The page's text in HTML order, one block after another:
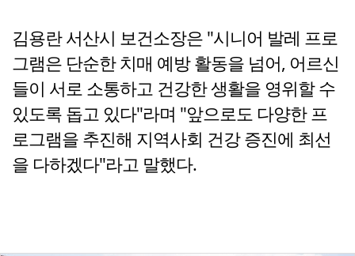
김용란 서산시 보건소장은 "시니어 발레 프로
그램은 단순한 치매 예방 활동을 넘어, 어르신
들이 서로 소통하고 건강한 생활을 영위할 수
있도록 돕고 있다"라며 "앞으로도 다양한 프
로그램을 추진해 지역사회 건강 증진에 최선
을 다하겠다"라고 말했다.